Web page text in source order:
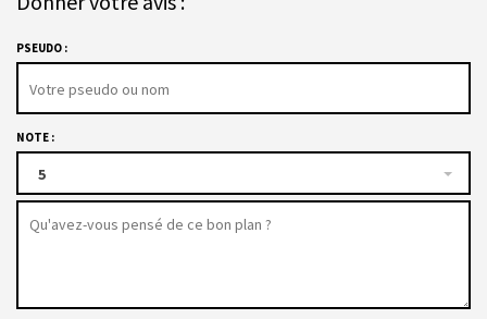
PSEUDO :
NOTE :
5